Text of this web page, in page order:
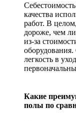
качества
работ. В
дороже, чем
из-за
оборудования.
легкость в
Какие
полы по